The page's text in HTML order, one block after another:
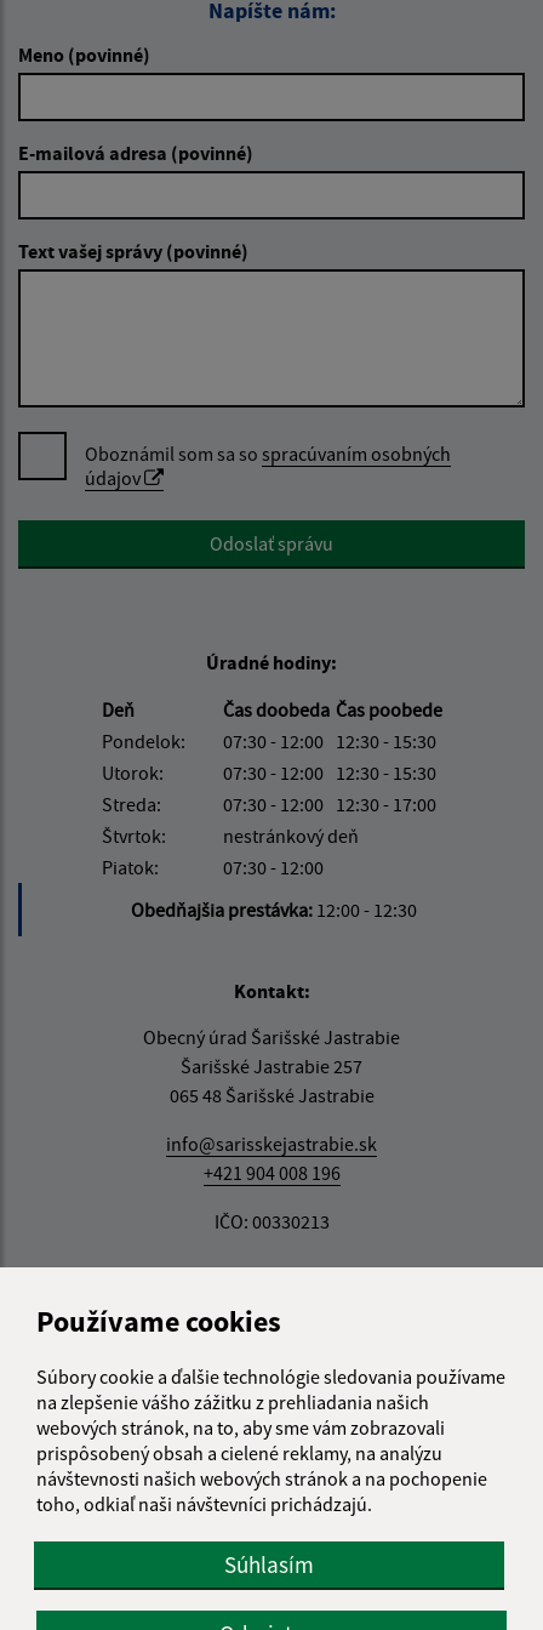
Používame cookies
Súbory cookie a ďalšie technológie sledovania používame
na zlepšenie vášho zážitku z prehliadania našich
webových stránok, na to, aby sme vám zobrazovali
prispôsobený obsah a cielené reklamy, na analýzu
návštevnosti našich webových stránok a na pochopenie
toho, odkiaľ naši návštevníci prichádzajú.
Súhlasím
Napíšte nám:
Meno (povinné)
E-mailová adresa (povinné)
Text vašej správy (povinné)
Oboznámil som sa so spracúvaním osobných
údajov
Google reCaptcha ResponseOdoslať správu
Úradné hodiny:
Deň
Čas doobeda Čas poobede
Pondelok:
07:30 - 12:00 12:30 - 15:30
Utorok:
07:30 - 12:00 12:30 - 15:30
Streda:
07:30 - 12:00 12:30 - 17:00
Štvrtok:
nestránkový deň
Piatok:
07:30 - 12:00
Obedňajšia prestávka: 12:00 - 12:30
Kontakt:
Obecný úrad Šarišské Jastrabie
Šarišské Jastrabie 257
065 48 Šarišské Jastrabie
info@sarisskejastrabie.sk
+421 904 008 196
IČO: 00330213